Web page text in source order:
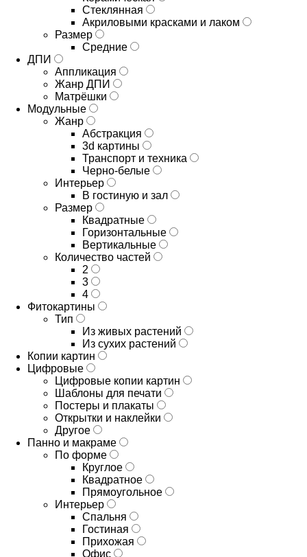
Стеклянная
Акриловыми красками и лаком
Размер
Средние
ДПИ
Аппликация
Жанр ДПИ
Матрёшки
Модульные
Жанр
Абстракция
3d картины
Транспорт и техника
Черно-белые
Интерьер
В гостиную и зал
Размер
Квадратные
Горизонтальные
Вертикальные
Количество частей
2
3
4
Фитокартины
Тип
Из живых растений
Из сухих растений
Копии картин
Цифровые
Цифровые копии картин
Шаблоны для печати
Постеры и плакаты
Открытки и наклейки
Другое
Панно и макраме
По форме
Круглое
Квадратное
Прямоугольное
Интерьер
Спальня
Гостиная
Прихожая
Офис